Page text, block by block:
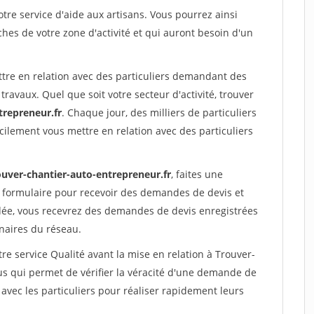
service d'aide aux artisans. Vous pourrez ainsi
de votre zone d'activité et qui auront besoin d'un
en relation avec des particuliers demandant des
Quel que soit votre secteur d'activité, trouver
. Chaque jour, des milliers de particuliers
vous mettre en relation avec des particuliers
chantier-auto-entrepreneur.fr, faites une
pour recevoir des demandes de devis et
vous recevrez des demandes de devis enregistrées
du réseau.
service Qualité avant la mise en relation à Trouver-
qui permet de vérifier la véracité d'une demande de
les particuliers pour réaliser rapidement leurs